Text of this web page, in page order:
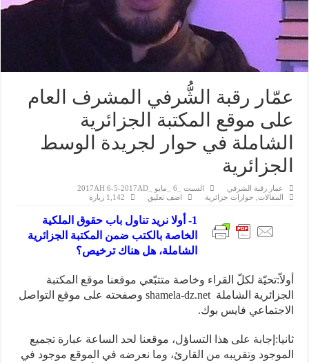
عمّار رقبة الشُّرفي المشرف العام
على موقع المكتبة الجزائرية
الشاملة في حوار لجريدة الوسط
الجزائرية
عمار رقبة الشرفي
السبت _6 _مايو _2017AH 6-5-2017AD
المقالات حوارات جزائرية اضف تعليق 1,142 زيارة
1- أولا نريد تناول باب حقوق الملكية
الخاصة بالكتب ضمن المكتبة الجزائرية
الشاملة، هل هناك ترخيص؟
أولاّ:تحيّة لكلّ القراء وخاصة متتبّعي موقعنا موقع المكتبة
الجزائرية الشاملة shamela-dz.net وصفحته على موقع التواصل
الاجتماعي فايس بوك.
ثانيا:إجابة على هذا التساؤل، موقعنا لحد الساعة عبارة تجميع
الموجود وتقريبه من القارئ، وما نعرضه في الموقع موجود في